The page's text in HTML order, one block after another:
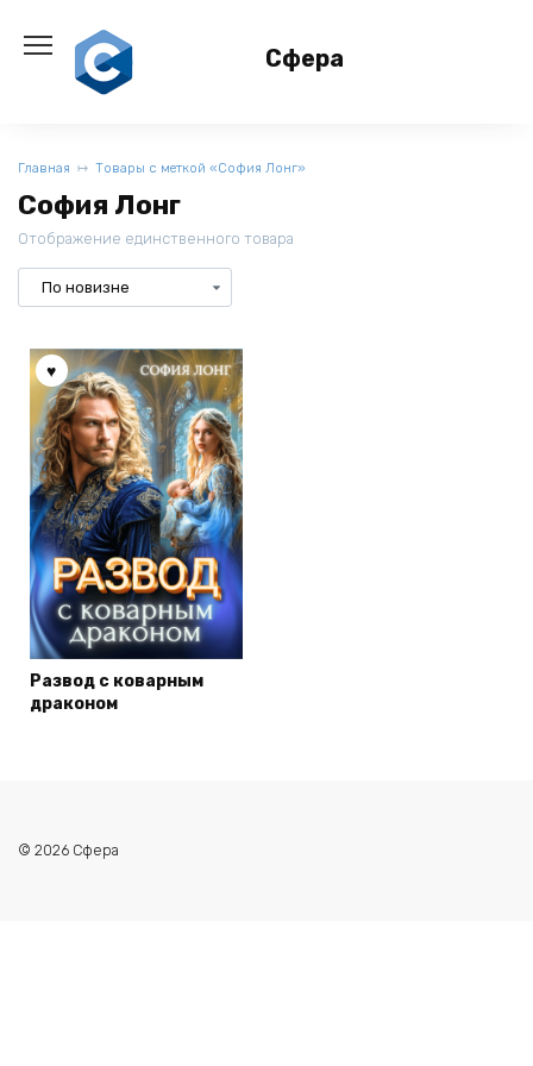
содержанию
Сфера
Главная Товары с меткой «София Лонг»
София Лонг
Отображение единственного товара
Развод с коварным
драконом
© 2026 Сфера